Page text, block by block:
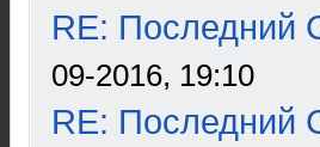
RE: Последний
09-2016, 19:10
RE: Последний